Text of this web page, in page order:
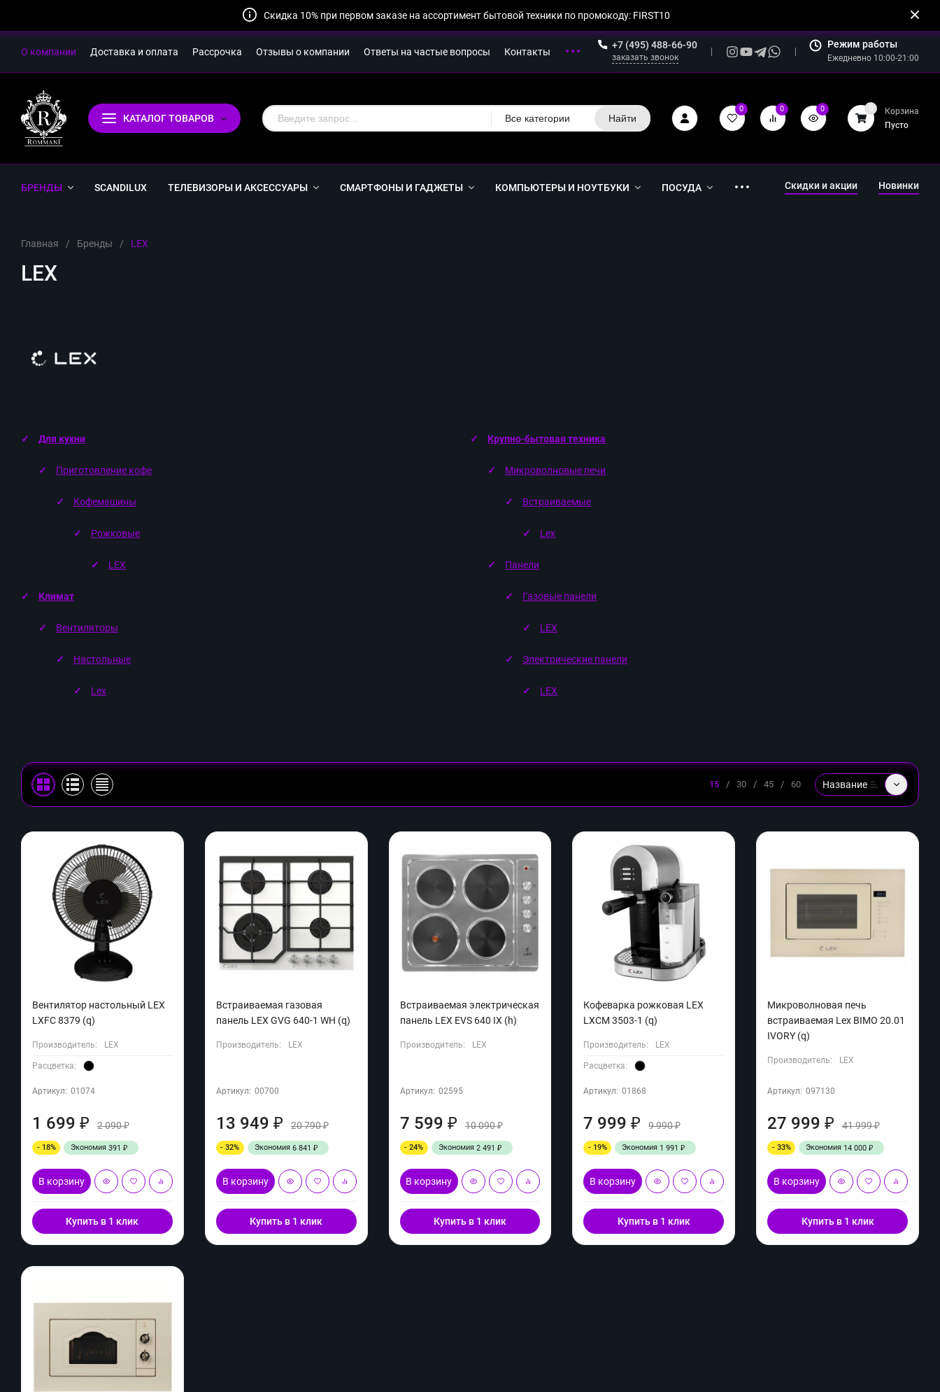
Скидка 10% при первом заказе на ассортимент бытовой техники по промокоду: FIRST10
О компании Доставка и оплата Рассрочка Отзывы о компании Ответы на частые вопросы Контакты
+7 (495) 488-66-90
заказать звонок
Режим работы
Ежедневно 10:00-21:00
КАТАЛОГ ТОВАРОВ Все категории Найти
0 0 0 0
Корзина
Пусто
БРЕНДЫ SCANDILUX ТЕЛЕВИЗОРЫ И АКСЕССУАРЫ СМАРТФОНЫ И ГАДЖЕТЫ КОМПЬЮТЕРЫ И НОУТБУКИ ПОСУДА Скидки и акции Новинки
Главная / Бренды / LEX
LEX
Для кухни
Приготовление кофе
Кофемашины
Рожковые
LEX
Климат
Вентиляторы
Настольные
Lex
Крупно-бытовая техника
Микроволновые печи
Встраиваемые
Lex
Панели
Газовые панели
LEX
Электрические панели
LEX
15 / 30 / 45 / 60 Название
Вентилятор настольный LEX
LXFC 8379 (q)
Производитель: LEX
Расцветка:
Артикул: 01074
1 699 ₽ 2 090₽
- 18% Экономия 391 ₽
В корзину
Купить в 1 клик
Встраиваемая газовая
панель LEX GVG 640-1 WH (q)
Производитель: LEX
Артикул: 00700
13 949 ₽ 20 790₽
- 32% Экономия 6 841 ₽
В корзину
Купить в 1 клик
Встраиваемая электрическая
панель LEX EVS 640 IX (h)
Производитель: LEX
Артикул: 02595
7 599 ₽ 10 090₽
- 24% Экономия 2 491 ₽
В корзину
Купить в 1 клик
Кофеварка рожковая LEX
LXCM 3503-1 (q)
Производитель: LEX
Расцветка:
Артикул: 01868
7 999₽ 9 990₽
- 19% Экономия 1 991₽
В корзину
Купить в 1 клик
Микроволновая печь
встраиваемая Lex BIMO 20.01
IVORY (q)
Производитель: LEX
Артикул: 097130
27 999₽ 41 999₽
- 33% Экономия 14 000₽
В корзину
Купить в 1 клик